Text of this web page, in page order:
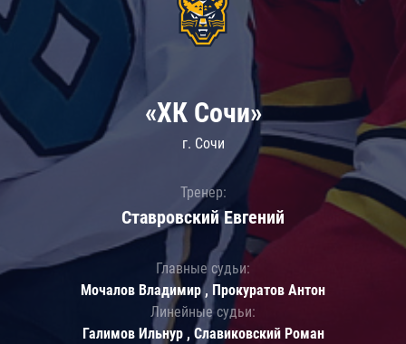
«ХК Сочи»
г. Сочи
Тренер:
Ставровский Евгений
Главные судьи:
Мочалов Владимир , Прокуратов Антон
Линейные судьи:
Галимов Ильнур , Славиковский Роман